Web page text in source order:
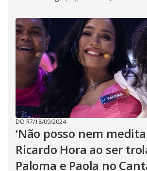
DO R7/18/09/2024
‘Não posso nem
Ricardo Hora ao ser
Paloma e Paola no